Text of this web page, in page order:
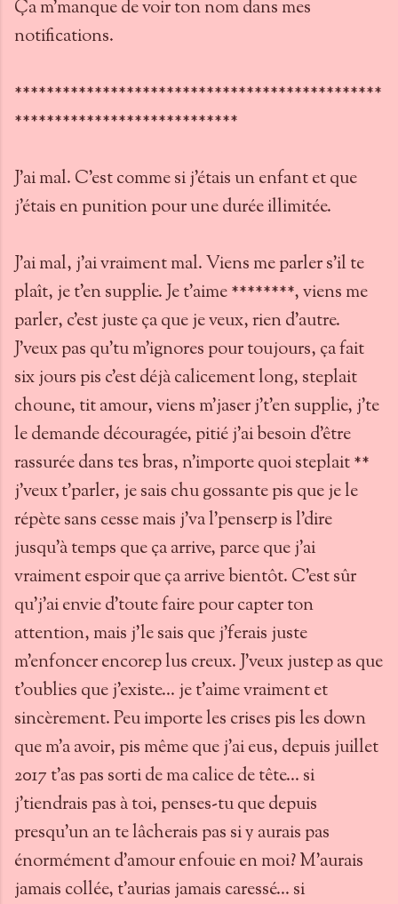
Ça m'manque de voir ton nom dans mes
notifications.
**********************************************
****************************
J'ai mal. C'est comme si j'étais un enfant et que
j'étais en punition pour une durée illimitée.
J'ai mal, j'ai vraiment mal. Viens me parler s'il te
plaît, je t'en supplie. Je t'aime ********, viens me
parler, c'est juste ça que je veux, rien d'autre.
J'veux pas qu'tu m'ignores pour toujours, ça fait
six jours pis c'est déjà calicement long, steplait
choune, tit amour, viens m'jaser j't'en supplie, j'te
le demande découragée, pitié j'ai besoin d'être
rassurée dans tes bras, n'importe quoi steplait **
j'veux t'parler, je sais chu gossante pis que je le
répète sans cesse mais j'va l'penserp is l'dire
jusqu'à temps que ça arrive, parce que j'ai
vraiment espoir que ça arrive bientôt. C'est sûr
qu'j'ai envie d'toute faire pour capter ton
attention, mais j'le sais que j'ferais juste
m'enfoncer encorep lus creux. J'veux justep as que
t'oublies que j'existe... je t'aime vraiment et
sincèrement. Peu importe les crises pis les down
que m'a avoir, pis même que j'ai eus, depuis juillet
2017 t'as pas sorti de ma calice de tête... si
j'tiendrais pas à toi, penses-tu que depuis
presqu'un an te lâcherais pas si y aurais pas
énormément d'amour enfouie en moi? M'aurais
jamais collée, t'aurias jamais caressé... si